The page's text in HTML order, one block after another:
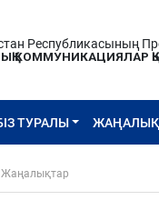
Республикасының
КОММУНИКАЦИЯЛАР
ТУРАЛЫ
Жаңалықтар